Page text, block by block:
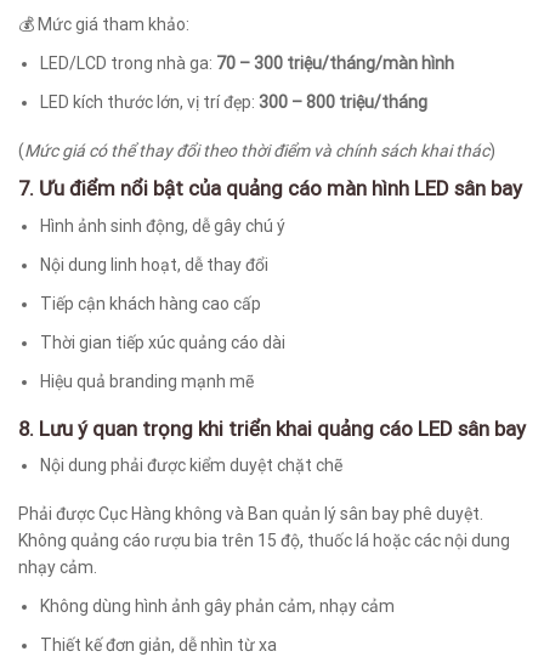
💰 Mức giá tham khảo:
LED/LCD trong nhà ga: 70 – 300 triệu/tháng/màn hình
LED kích thước lớn, vị trí đẹp:300 – 800 triệu/tháng
(Mức giá có thể thay đổi theo thời điểm và chính sách khai thác)
7. Ưu điểm nổi bật của quảng cáo màn hình LED sân bay
Hình ảnh sinh động, dễ gây chú ý
Nội dung linh hoạt, dễ thay đổi
Tiếp cận khách hàng cao cấp
Thời gian tiếp xúc quảng cáo dài
Hiệu quả branding mạnh mẽ
8. Lưu ý quan trọng khi triển khai quảng cáo LED sân bay
Nội dung phải được kiểm duyệt chặt chẽ
Phải được Cục Hàng không và Ban quản lý sân bay phê duyệt.
Không quảng cáo rượu bia trên 15 độ, thuốc lá hoặc các nội dung
nhạy cảm.
Không dùng hình ảnh gây phản cảm, nhạy cảm
Thiết kế đơn giản, dễ nhìn từ xa